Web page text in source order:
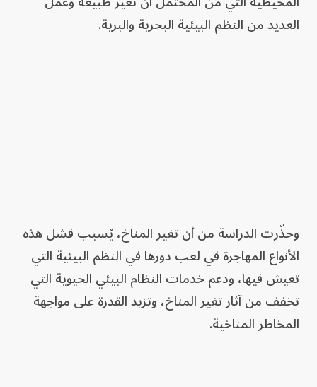
العديد من النظم البيئية البحرية والبرية.
وحذّرت الدراسة من أن تغير المناخ، يُسبب فشل هذه
الأنواع المهاجرة في لعب دورها في النظم البيئية التي
تعيش فيها، ودعم خدمات النظام البيئي الحيوية التي
تخفف من آثار تغير المناخ، وتزيد القدرة على مواجهة
المخاطر المناخية.